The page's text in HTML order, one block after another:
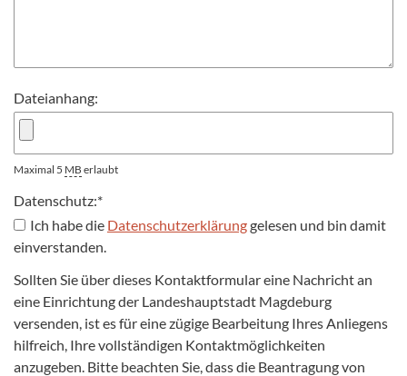
Dateianhang:
Maximal 5 MB erlaubt
Datenschutz:*
Ich habe die Datenschutzerklärunggelesen und bin damit
einverstanden.
Sollten Sie über dieses Kontaktformular eine Nachricht an
eine Einrichtung der Landeshauptstadt Magdeburg
versenden, ist es für eine zügige Bearbeitung Ihres Anliegens
hilfreich, Ihre vollständigen Kontaktmöglichkeiten
anzugeben. Bitte beachten Sie, dass die Beantragung von